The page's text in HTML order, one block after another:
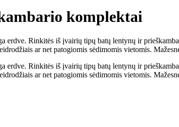
komplektai
erdve. Rinkitės iš įvairių tipų batų lentynų ir
ar net patogiomis sėdimomis vietomis.
erdve. Rinkitės iš įvairių tipų batų lentynų ir
ar net patogiomis sėdimomis vietomis.